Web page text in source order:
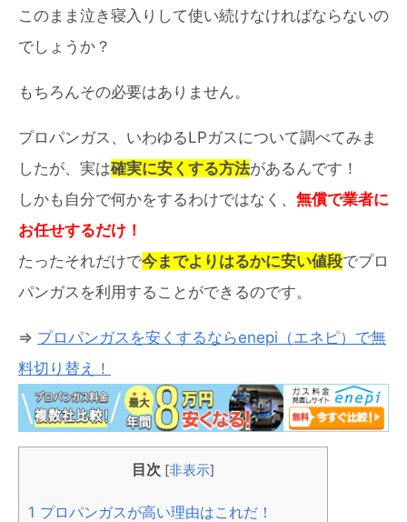
このまま泣き寝入りして使い続けなければならないの
でしょうか？
もちろんその必要はありません。
プロパンガス、いわゆるLPガスについて調べてみま
したが、実は確実に安くする方法があるんです！
しかも自分で何かをするわけではなく、 無償で業者に
お任せするだけ！
たったそれだけで今までよりはるかに安い値段でプロ
パンガスを利用することができるのです。
⇒ プロパンガスを安くするならenepi（エネピ）で無
料切り替え！
目次 [非表示]
1 プロパンガスが高い理由はこれだ！